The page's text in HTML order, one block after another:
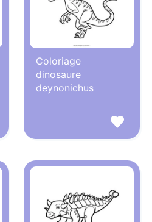
Coloriage
dinosaure
deynonichus